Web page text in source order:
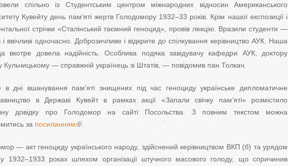
спільно із Студентським центром міжнародних відносин Американського
Кувейту день пам’яті жертв Голодомору 1932–33 років. Крім нашої експозиції і
стрічки «Сталінський таємний геноцид», провів лекцію. Вразили студенти —
і ввічливі одночасно. Доброзичливе і відкрите до спілкування керівництво АУК. Наша
вкотре довела надійність. Особлива подяка завідувачу кафедри АУК, доктору
Кульчицькому — справжній українець зі Штатів, — повідомив пан Толкач.
в дні вшанування пам’яті знищених під час геноциду українське дипломатичне
в Державі Кувейт в рамках акції «Запали свічку пам’яті» розмістило
довідку про Голодомор на сайті Посольства. З повним текстом можна
за посиланням .
— акт геноциду українського народу, здійснений керівництвом ВКП (б) та урядом
1932–1933 роках шляхом організації штучного масового голоду, що спричинив